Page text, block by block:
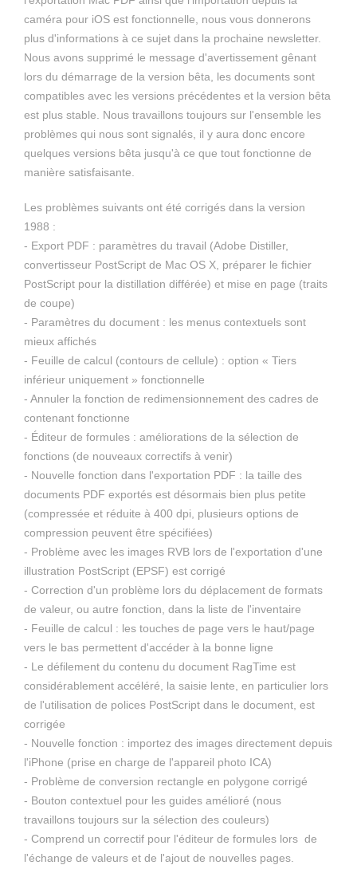
caméra pour iOS est fonctionnelle, nous vous donnerons
plus d'informations à ce sujet dans la prochaine newsletter.
Nous avons supprimé le message d'avertissement gênant
lors du démarrage de la version bêta, les documents sont
compatibles avec les versions précédentes et la version bêta
est plus stable. Nous travaillons toujours sur l'ensemble les
problèmes qui nous sont signalés, il y aura donc encore
quelques versions bêta jusqu'à ce que tout fonctionne de
manière satisfaisante.
Les problèmes suivants ont été corrigés dans la version
1988 :
- Export PDF : paramètres du travail (Adobe Distiller,
convertisseur PostScript de Mac OS X, préparer le fichier
PostScript pour la distillation différée) et mise en page (traits
de coupe)
- Paramètres du document : les menus contextuels sont
mieux affichés
- Feuille de calcul (contours de cellule) : option « Tiers
inférieur uniquement » fonctionnelle
- Annuler la fonction de redimensionnement des cadres de
contenant fonctionne
- Éditeur de formules : améliorations de la sélection de
fonctions (de nouveaux correctifs à venir)
- Nouvelle fonction dans l'exportation PDF : la taille des
documents PDF exportés est désormais bien plus petite
(compressée et réduite à 400 dpi, plusieurs options de
compression peuvent être spécifiées)
- Problème avec les images RVB lors de l'exportation d'une
illustration PostScript (EPSF) est corrigé
- Correction d'un problème lors du déplacement de formats
de valeur, ou autre fonction, dans la liste de l'inventaire
- Feuille de calcul : les touches de page vers le haut/page
vers le bas permettent d'accéder à la bonne ligne
- Le défilement du contenu du document RagTime est
considérablement accéléré, la saisie lente, en particulier lors
de l'utilisation de polices PostScript dans le document, est
corrigée
- Nouvelle fonction : importez des images directement depuis
l'iPhone (prise en charge de l'appareil photo ICA)
- Problème de conversion rectangle en polygone corrigé
- Bouton contextuel pour les guides amélioré (nous
travaillons toujours sur la sélection des couleurs)
- Comprend un correctif pour l'éditeur de formules lors de
l'échange de valeurs et de l'ajout de nouvelles pages.